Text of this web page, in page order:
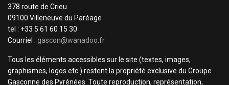
378 route de Crieu
09100 Villeneuve du Paréage
tel : +33 5 61 60 15 30
Courriel : gascon@wanadoo.fr
Tous les éléments accessibles sur le site (textes, images,
graphismes, logos etc.) restent la propriété exclusive du Groupe
Gasconne des Pyrénées. Toute reproduction, représentation,